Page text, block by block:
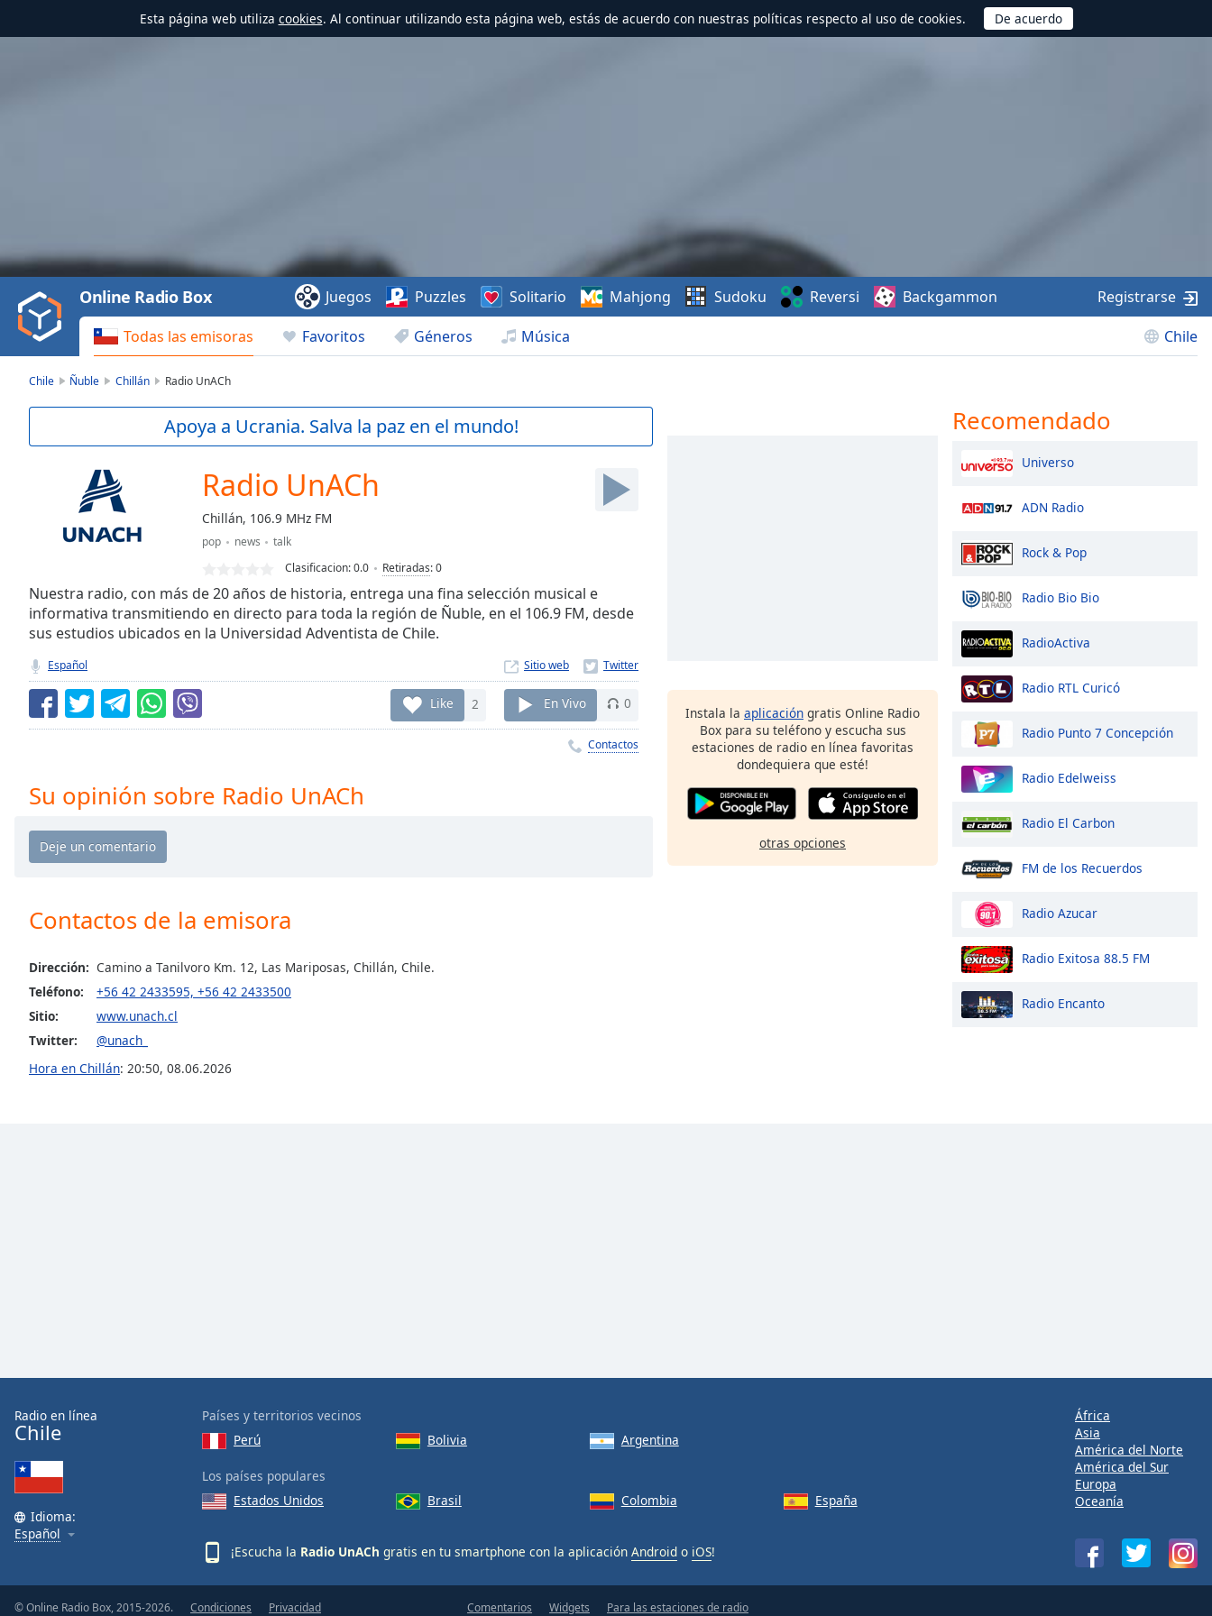
Esta página web utiliza cookies. Al continuar utilizando esta página web, estás de acuerdo con nuestras políticas respecto al uso de cookies.
Play
Video
Play
Backward
Skip
Current
Seek to
currently
behind
Remaining
Time-
Chapters
descriptions
Subtitles
subtitles
settings
opens
a
window.
Beginning
dialog
window.
Escape
Todas las emisoras Favoritos Géneros Música Chile
Online Radio Box Juegos Puzzles Solitario Mahjong Sudoku Reversi Backgammon Registrarse
Chile Ñuble Chillán Radio UnACh
Apoya a Ucrania. Salva la paz en el mundo!
Radio UnACh
Chillán, 106.9 MHz FM
pop news
talk
Clasificacion:0.0 Retiradas:0
Nuestra radio, con más de 20 años de historia, entrega una fina selección musical e
informativa transmitiendo en directo para toda la región de Ñuble, en el 106.9 FM, desde
sus estudios ubicados en la Universidad Adventista de Chile.
Español Sitio web
Like 2 En Vivo 0
Contactos
Su opinión sobre Radio UnACh
Contactos de la emisora
Dirección: Camino a Tanilvoro Km. 12, Las Mariposas, Chillán, Chile.
Teléfono:
+56 42 2433595, +56 42 2433500
Sitio:
www.unach.cl
Twitter:
@unach_
Hora en Chillán: 20:50, 08.06.2026
Instala la aplicación gratis Online Radio
Box para su teléfono y escucha sus
estaciones de radio en línea favoritas
dondequiera que esté!
otras opciones
Recomendado
Universo
ADN Radio
Rock & Pop
Radio Bio Bio
RadioActiva
Radio RTL Curicó
Radio Punto 7 Concepción
Radio Edelweiss
Radio El Carbon
FM de los Recuerdos
Radio Azucar
Radio Exitosa 88.5 FM
Radio Encanto
Radio en línea
Chile
Idioma:
Español
Países y territorios vecinos
Perú
Bolivia Argentina
Los países populares
Estados Unidos
Brasil Colombia España
¡Escucha la Radio UnACh gratis en tu smartphone con la aplicación Android o iOS!
África
Asia
América del Norte
América del Sur
Europa
Oceanía
© Online Radio Box, 2015-2026.
Condiciones Privacidad Comentarios Widgets Para las estaciones de radio